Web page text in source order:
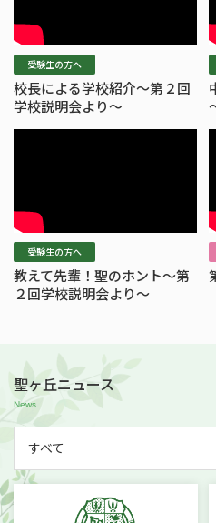
受験生の方へ
校長による学校紹介～第２回
学校説明会より～
受験生の方へ
教えて先輩！聖のホント～第
２回学校説明会より～
聖ヶ丘ニュース
すべて